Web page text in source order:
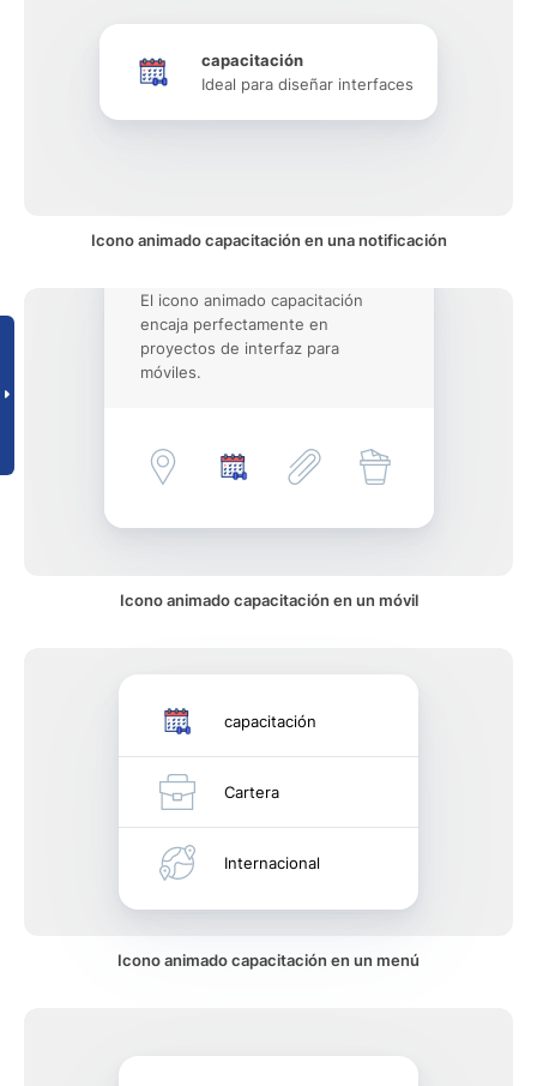
capacitación
Ideal para diseñar interfaces
Icono animado capacitación en una notificación
El icono animado capacitación
encaja perfectamente en
proyectos de interfaz para
móviles.
Icono animado capacitación en un móvil
capacitación
Cartera
Internacional
Icono animado capacitación en un menú